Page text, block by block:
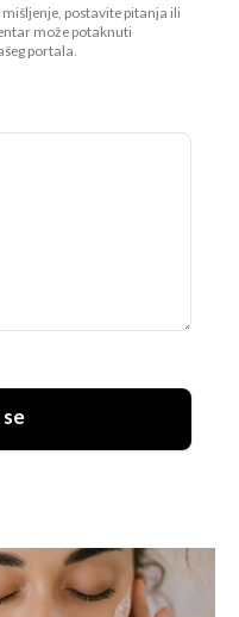
postavite pitanja ili
može potaknuti
portala.